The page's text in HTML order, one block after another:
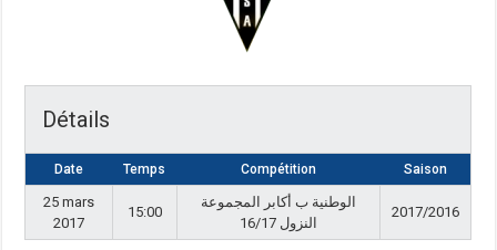
Détails
Date Temps Compétition Saison
25 mars
2017
15:00
الوطنية ب أكابر المجموعة
النزول 16/17
2017/2016